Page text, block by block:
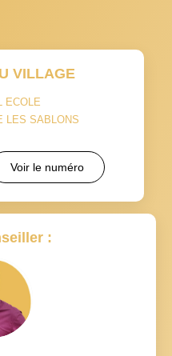
VILLAGE
ECOLE
LES SABLONS
Voir le numéro
: